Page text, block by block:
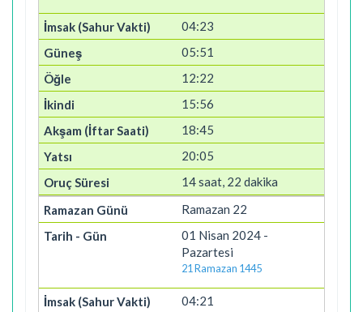
04:23
05:51
12:22
15:56
18:45
20:05
14 saat, 22 dakika
Ramazan 22
01 Nisan 2024 -
Pazartesi
21 Ramazan 1445
04:21